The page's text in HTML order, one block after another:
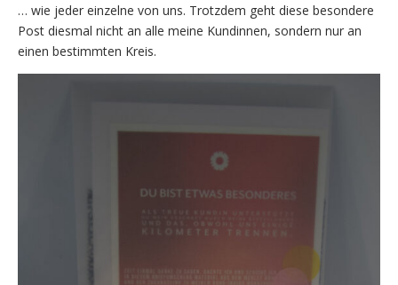
… wie jeder einzelne von uns. Trotzdem geht diese besondere
Post diesmal nicht an alle meine Kundinnen, sondern nur an
einen bestimmten Kreis.